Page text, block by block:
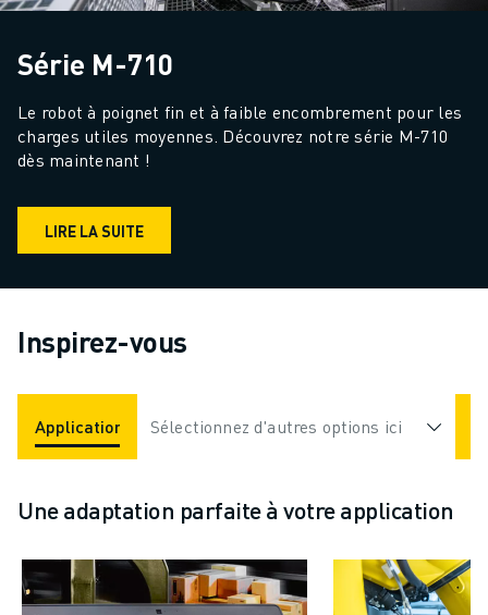
Série M-710
Le robot à poignet fin et à faible encombrement pour les
charges utiles moyennes. Découvrez notre série M-710
dès maintenant !
LIRE LA SUITE
Inspirez-vous
Applications Industries
Sélectionnez d'autres options ici
Une adaptation parfaite à votre application